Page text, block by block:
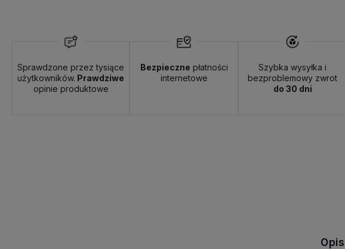
Sprawdzone przez tysiące
użytkowników. Prawdziwe
opinie produktowe
Bezpieczne płatności
internetowe
Szybka wysyłka i
bezproblemowy zwrot
do 30 dni
Opis